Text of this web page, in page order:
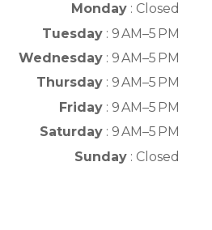
Monday : Closed
Tuesday : 9 AM–5 PM
Wednesday : 9 AM–5 PM
Thursday : 9 AM–5 PM
Friday : 9 AM–5 PM
Saturday : 9 AM–5 PM
Sunday : Closed